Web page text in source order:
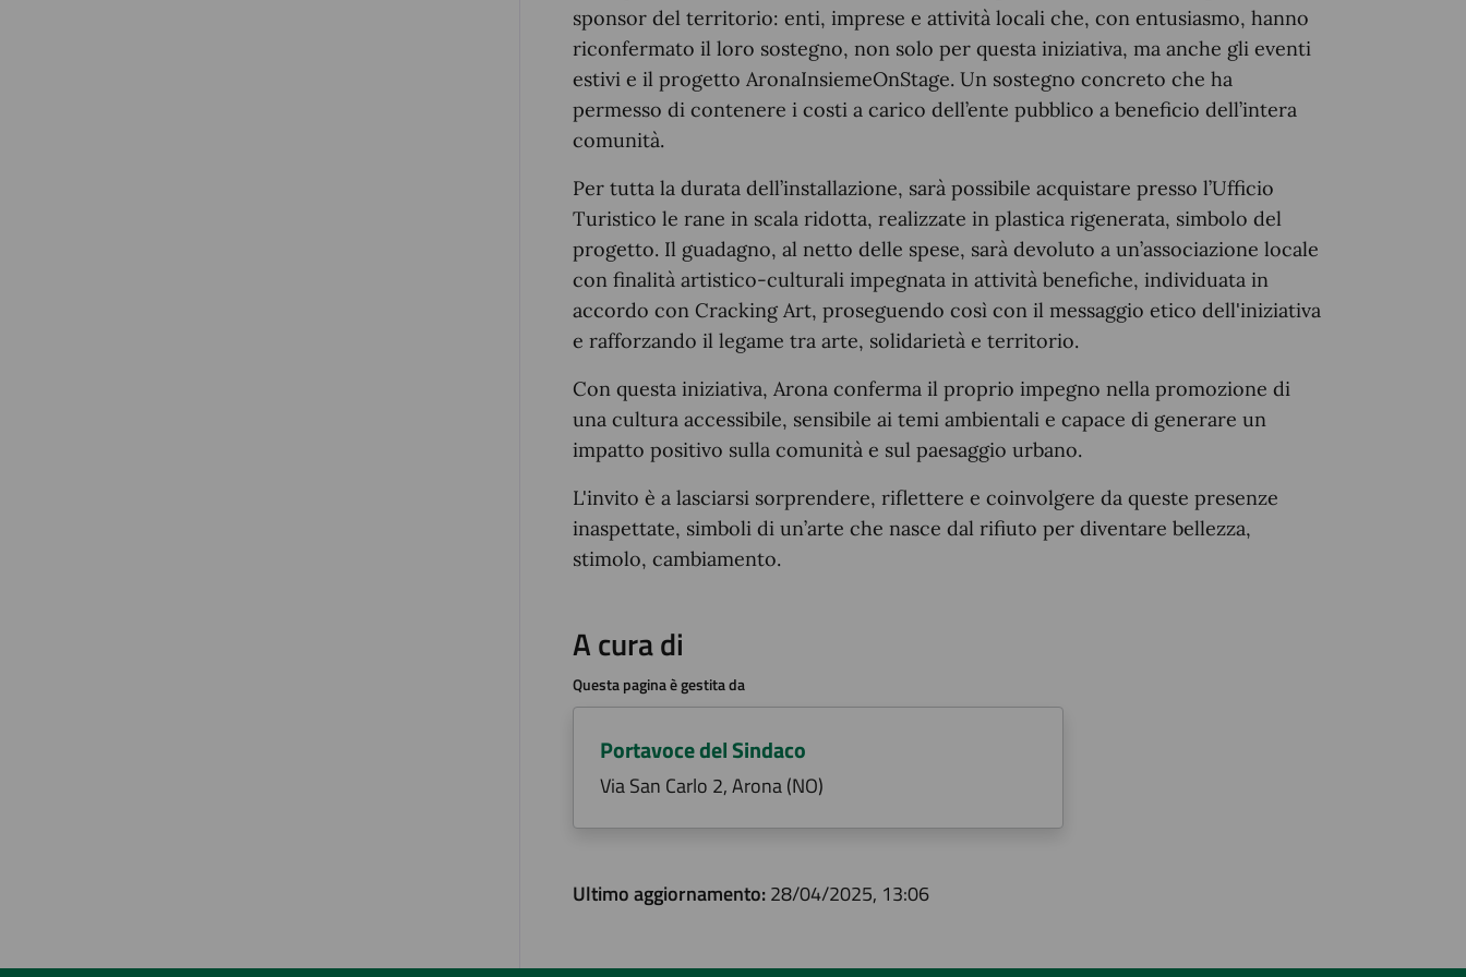
sponsor del territorio: enti, imprese e attività locali che, con entusiasmo, hanno
riconfermato il loro sostegno, non solo per questa iniziativa, ma anche gli eventi
estivi e il progetto AronaInsiemeOnStage. Un sostegno concreto che ha
permesso di contenere i costi a carico dell’ente pubblico a beneficio dell’intera
comunità.
Per tutta la durata dell’installazione, sarà possibile acquistare presso l’Ufficio
Turistico le rane in scala ridotta, realizzate in plastica rigenerata, simbolo del
progetto. Il guadagno, al netto delle spese, sarà devoluto a un’associazione locale
con finalità artistico-culturali impegnata in attività benefiche, individuata in
accordo con Cracking Art, proseguendo così con il messaggio etico dell'iniziativa
e rafforzando il legame tra arte, solidarietà e territorio.
Con questa iniziativa, Arona conferma il proprio impegno nella promozione di
una cultura accessibile, sensibile ai temi ambientali e capace di generare un
impatto positivo sulla comunità e sul paesaggio urbano.
L'invito è a lasciarsi sorprendere, riflettere e coinvolgere da queste presenze
inaspettate, simboli di un’arte che nasce dal rifiuto per diventare bellezza,
stimolo, cambiamento.
A cura di
Questa pagina è gestita da
Portavoce del Sindaco
Via San Carlo 2, Arona (NO)
Ultimo aggiornamento:28/04/2025, 13:06